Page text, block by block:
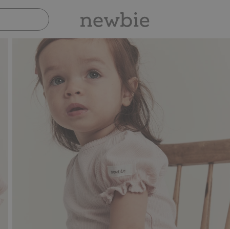
Sicher bezahlen mit PayPal & Apple Pay